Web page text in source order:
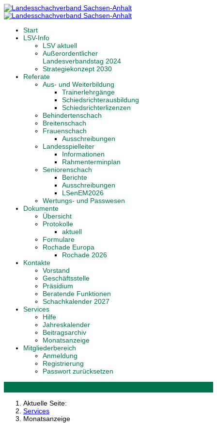
Start
LSV-Info
LSV aktuell
Außerordentlicher
Landesverbandstag 2024
Strategiekonzept 2030
Referate
Aus- und Weiterbildung
Trainerlehrgänge
Schiedsrichterausbildung
Schiedsrichterlizenzen
Behindertenschach
Breitenschach
Frauenschach
Ausschreibungen
Landesspielleiter
Informationen
Rahmenterminplan
Seniorenschach
Berichte
Ausschreibungen
LSenEM2026
Wertungs- und Passwesen
Dokumente
Übersicht
Protokolle
aktuell
Formulare
Rochade Europa
Rochade 2026
Kontakte
Vorstand
Geschäftsstelle
Präsidium
Beratende Funktionen
Schachkalender 2027
Services
Hilfe
Jahreskalender
Beitragsarchiv
Monatsanzeige
Mitgliederbereich
Anmeldung
Registrierung
Passwort zurücksetzen
Aktuelle Seite:
Services
Monatsanzeige